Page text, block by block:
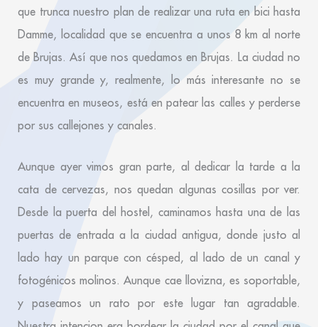
que trunca nuestro plan de realizar una ruta en bici hasta
Damme, localidad que se encuentra a unos 8 km al norte
de Brujas. Así que nos quedamos en Brujas. La ciudad no
es muy grande y, realmente, lo más interesante no se
encuentra en museos, está en patear las calles y perderse
por sus callejones y canales.
Aunque ayer vimos gran parte, al dedicar la tarde a la
cata de cervezas, nos quedan algunas cosillas por ver.
Desde la puerta del hostel, caminamos hasta una de las
puertas de entrada a la ciudad antigua, donde justo al
lado hay un parque con césped, al lado de un canal y
fotogénicos molinos. Aunque cae llovizna, es soportable,
y paseamos un rato por este lugar tan agradable.